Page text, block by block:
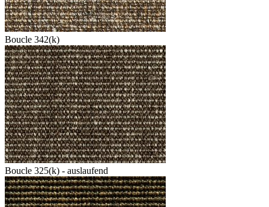
Boucle 342(k)
Boucle 325(k) - auslaufend